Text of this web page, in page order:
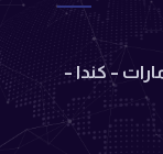
– كندا –